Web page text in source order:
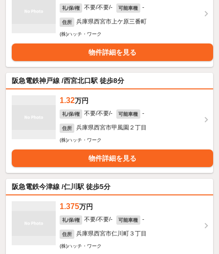
礼/保/権 不要/不要/- 可能車種 -
住所 兵庫県西宮市上ケ原三番町
(株)ハッチ・ワーク
物件詳細を見る
阪急電鉄神戸線 /西宮北口駅 徒歩8分
1.32万円
礼/保/権 不要/不要/- 可能車種 -
住所 兵庫県西宮市甲風園２丁目
(株)ハッチ・ワーク
物件詳細を見る
阪急電鉄今津線 /仁川駅 徒歩5分
1.375万円
礼/保/権 不要/不要/- 可能車種 -
住所 兵庫県西宮市仁川町３丁目
(株)ハッチ・ワーク